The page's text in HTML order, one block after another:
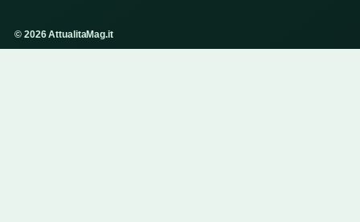
© 2026 AttualitaMag.it